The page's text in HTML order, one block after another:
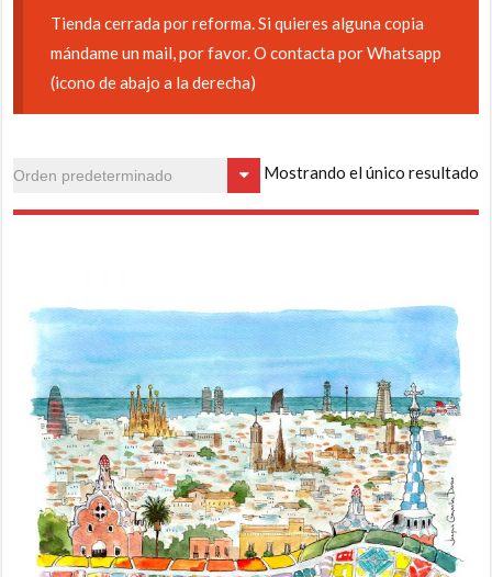
Tienda cerrada por reforma. Si quieres alguna copia
mándame un mail, por favor. O contacta por Whatsapp
(icono de abajo a la derecha)
Mostrando el único resultado